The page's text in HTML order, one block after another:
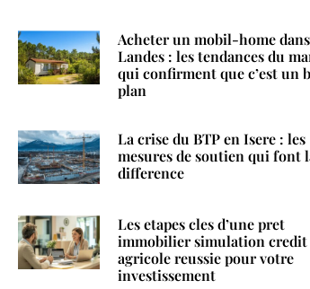
Acheter un mobil-home
Landes : les tendances du
qui confirment que c’est un
plan
La crise du BTP en Isere : les
mesures de soutien qui font
difference
Les etapes cles d’une pret
immobilier simulation credit
agricole reussie pour votre
investissement